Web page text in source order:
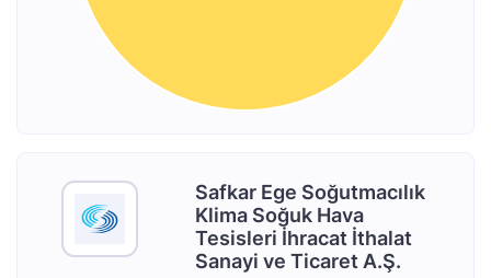
Safkar Ege Soğutmacılık
Klima Soğuk Hava
Tesisleri İhracat İthalat
Sanayi ve Ticaret A.Ş.